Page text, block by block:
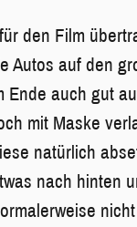
den Film
Autos auf den
auch gut
mit Maske
natürlich
nach hinten